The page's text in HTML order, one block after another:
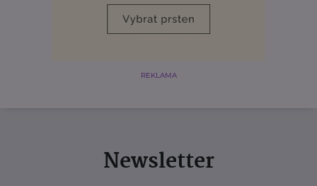
REKLAMA
Newsletter